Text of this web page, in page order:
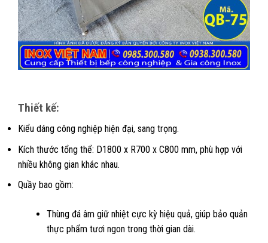
Thiết kế:
Kiểu dáng công nghiệp hiện đại, sang trọng.
Kích thước tổng thể: D1800 x R700 x C800 mm, phù hợp với
nhiều không gian khác nhau.
Quầy bao gồm:
Thùng đá âm giữ nhiệt cực kỳ hiệu quả, giúp bảo quản
thực phẩm tươi ngon trong thời gian dài.